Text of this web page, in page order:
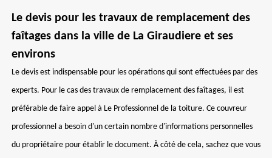
Le devis pour les travaux de remplacement des
faîtages dans la ville de La Giraudiere et ses
environs
Le devis est indispensable pour les opérations qui sont effectuées par des
experts. Pour le cas des travaux de remplacement des faîtages, il est
préférable de faire appel à Le Professionnel de la toiture. Ce couvreur
professionnel a besoin d'un certain nombre d'informations personnelles
du propriétaire pour établir le document. À côté de cela, sachez que vous